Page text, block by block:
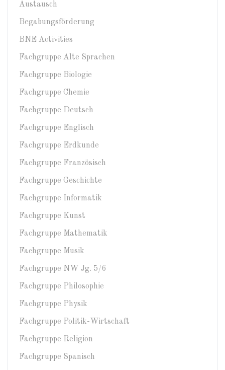
Austausch
Begabungsförderung
BNE Activities
Fachgruppe Alte Sprachen
Fachgruppe Biologie
Fachgruppe Chemie
Fachgruppe Deutsch
Fachgruppe Englisch
Fachgruppe Erdkunde
Fachgruppe Französisch
Fachgruppe Geschichte
Fachgruppe Informatik
Fachgruppe Kunst
Fachgruppe Mathematik
Fachgruppe Musik
Fachgruppe NW Jg. 5/6
Fachgruppe Philosophie
Fachgruppe Physik
Fachgruppe Politik-Wirtschaft
Fachgruppe Religion
Fachgruppe Spanisch